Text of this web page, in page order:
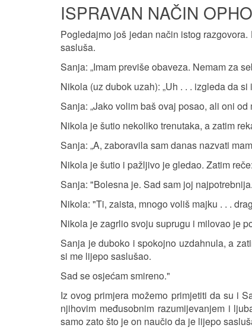
ISPRAVAN NAČIN
Pogledajmo još jedan način istog
sasluša.
Sanja: „Imam previše obaveza. Nemam za
Nikola (uz dubok uzah): „Uh . . . izgleda da
Sanja: „Jako volim baš ovaj posao, ali oni od
Nikola je šutio nekoliko trenutaka, a zatim
Sanja: „A, zaboravila sam danas nazvati
Nikola je šutio i pažljivo je gledao. Zatim
Sanja: "Bolesna je. Sad sam joj
Nikola: "Ti, zaista, mnogo voliš majku . . .
Nikola je zagrlio svoju suprugu i milovao je
Sanja je duboko i spokojno uzdahnula, a
si me lijepo saslušao.
Sad se osjećam smireno."
Iz ovog primjera možemo primjetiti da su i
njihovim međusobnim razumijevanjem i
samo zato što je on naučio da je lijepo